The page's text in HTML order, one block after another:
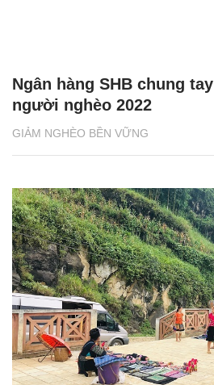
GIẢM NGHÈO BỀN VỮNG
Ngân hàng SHB chung
người nghèo 2022